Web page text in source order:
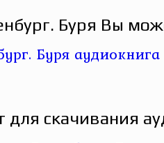
Буря Вы
для скачивания